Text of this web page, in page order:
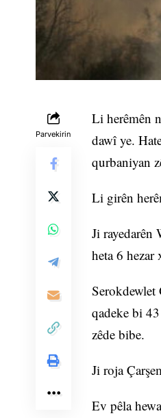
Parvekirin
Li herêmên
dawî ye.
qurbaniyan
Li girên
Ji
heta 6
qadeke bi
zêde bibe.
Ji roja
Ev pêla